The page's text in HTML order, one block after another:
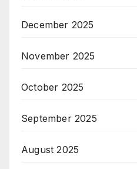
December 2025
November 2025
October 2025
September 2025
August 2025